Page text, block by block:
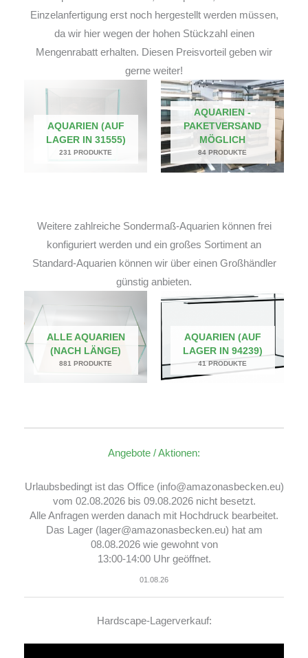
Einzelanfertigung erst noch hergestellt werden müssen,
da wir hier wegen der hohen Stückzahl einen
Mengenrabatt erhalten. Diesen Preisvorteil geben wir
gerne weiter!
AQUARIEN (AUF
LAGER IN 31555)
231 PRODUKTE
AQUARIEN -
PAKETVERSAND
MÖGLICH
84 PRODUKTE
Weitere zahlreiche Sondermaß-Aquarien können frei
konfiguriert werden und ein großes Sortiment an
Standard-Aquarien können wir über einen Großhändler
günstig anbieten.
ALLE AQUARIEN
(NACH LÄNGE)
881 PRODUKTE
AQUARIEN (AUF
LAGER IN 94239)
41 PRODUKTE
Angebote / Aktionen:
Urlaubsbedingt ist das Office (info@amazonasbecken.eu)
vom 02.08.2026 bis 09.08.2026 nicht besetzt.
Alle Anfragen werden danach mit Hochdruck bearbeitet.
Das Lager (lager@amazonasbecken.eu) hat am
08.08.2026 wie gewohnt von
13:00-14:00 Uhr geöffnet.
01.08.26
Hardscape-Lagerverkauf: